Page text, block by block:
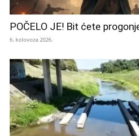
POČELO JE! Bit ćete
6. kolovoza 2026.